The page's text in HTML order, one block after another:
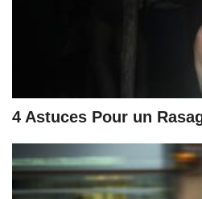
4 Astuces Pour un